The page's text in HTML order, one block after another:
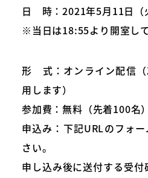
日 時：2021年5月11日（
※当日は18:55より開室して
形 式：オンライン配信
用します）
参加費：無料（先着100名）
申込み：下記URLのフォ
さい。
申し込み後に送付する受